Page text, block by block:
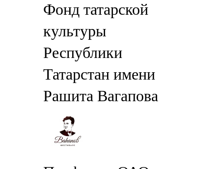
Фонд татарской
культуры
Республики
Татарстан имени
Рашита Вагапова